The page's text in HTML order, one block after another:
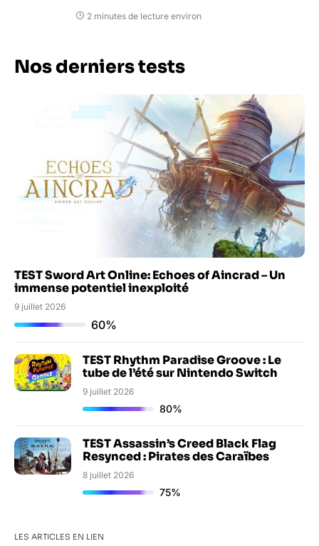
2 minutes de lecture environ
Nos derniers tests
TEST Sword Art Online: Echoes of Aincrad – Un
immense potentiel inexploité
9 juillet 2026
60%
TEST Rhythm Paradise Groove : Le
tube de l’été sur Nintendo Switch
9 juillet 2026
80%
TEST Assassin’s Creed Black Flag
Resynced : Pirates des Caraïbes
8 juillet 2026
75%
LES ARTICLES EN LIEN